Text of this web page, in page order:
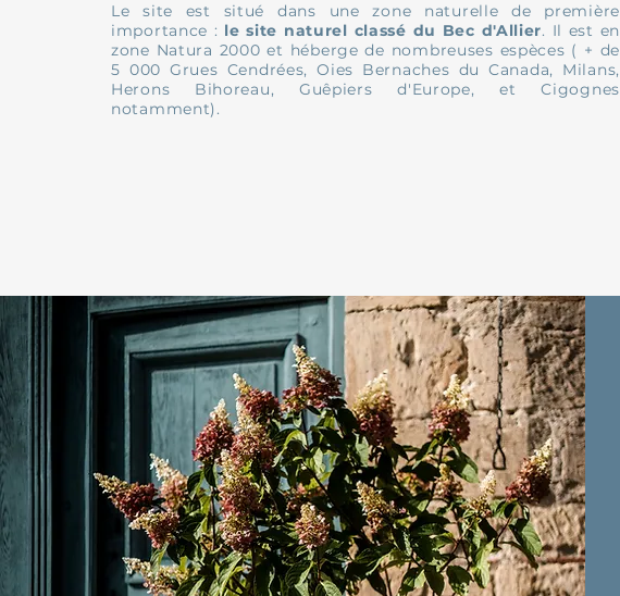
Le site est situé dans une zone naturelle de première
importance : le site naturel classé du Bec d'Allier. Il est en
zone Natura 2000 et héberge de nombreuses espèces ( + de
5 000 Grues Cendrées, Oies Bernaches du Canada, Milans,
Herons Bihoreau, Guêpiers d'Europe, et Cigognes
notamment).